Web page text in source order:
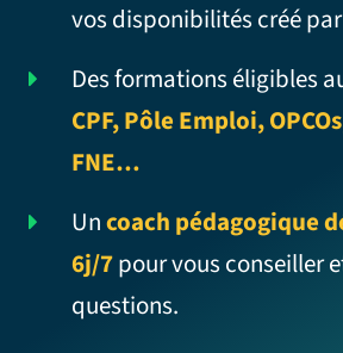
vos disponibilités créé
Des formations éligibles
CPF, Pôle Emploi,
FNE…
Uncoach pédagogique
6j/7pour vous conseiller
questions.